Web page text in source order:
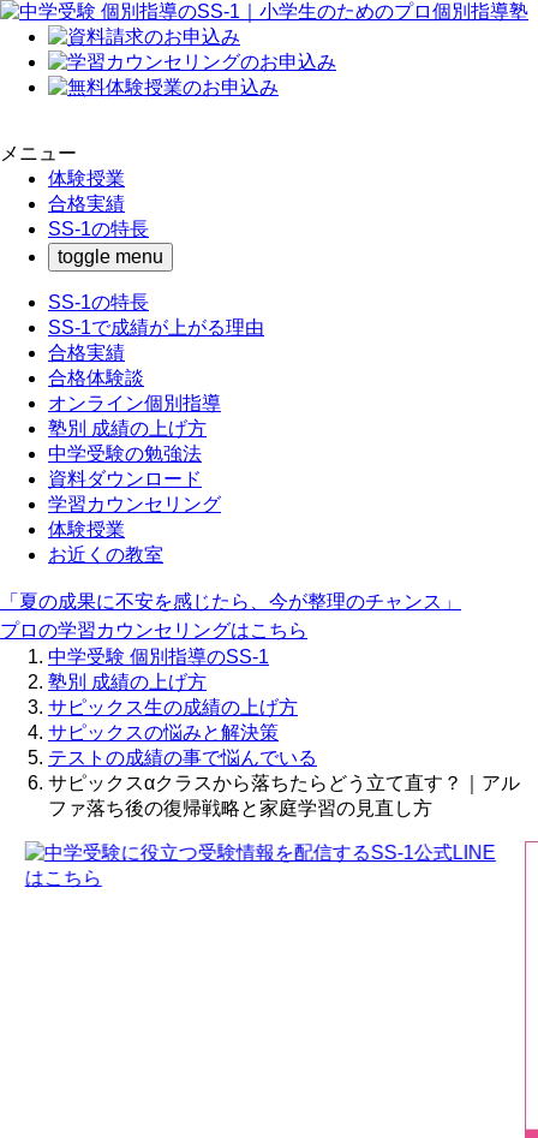
メニュー
体験授業
合格実績
SS-1の特長
toggle menu
SS-1の特長
SS-1で成績が上がる理由
合格実績
合格体験談
オンライン個別指導
塾別 成績の上げ方
中学受験の勉強法
資料ダウンロード
学習カウンセリング
体験授業
お近くの教室
「夏の成果に不安を感じたら、今が整理のチャンス」
プロの学習カウンセリングはこちら
中学受験 個別指導のSS-1
塾別 成績の上げ方
サピックス生の成績の上げ方
サピックスの悩みと解決策
テストの成績の事で悩んでいる
サピックスαクラスから落ちたらどう立て直す？｜アル
ファ落ち後の復帰戦略と家庭学習の見直し方